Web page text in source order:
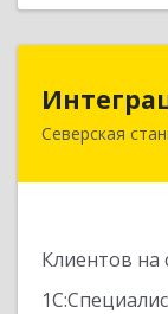
Северская
Клиентов
353240,